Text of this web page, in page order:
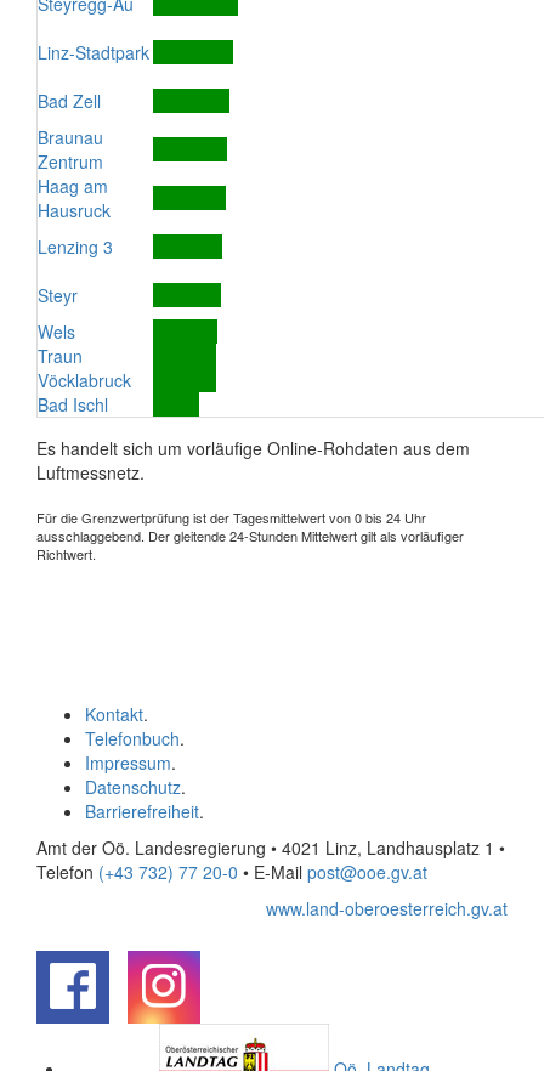
Linz-Stadtpark
Bad Zell
Braunau
Zentrum
Haag am
Hausruck
Lenzing 3
Steyr
Wels
Traun
Vöcklabruck
Bad Ischl
Es handelt sich um vorläufige Online-Rohdaten aus dem
Luftmessnetz.
Für die Grenzwertprüfung ist der Tagesmittelwert von 0 bis 24 Uhr
ausschlaggebend. Der gleitende 24-Stunden Mittelwert gilt als vorläufiger
Richtwert.
Kontakt.
Telefonbuch.
Impressum.
Datenschutz.
Barrierefreiheit.
Amt der Oö. Landesregierung • 4021 Linz, Landhausplatz 1 •
Telefon (+43 732) 77 20-0 • E-Mail post@ooe.gv.at
www.land-oberoesterreich.gv.at